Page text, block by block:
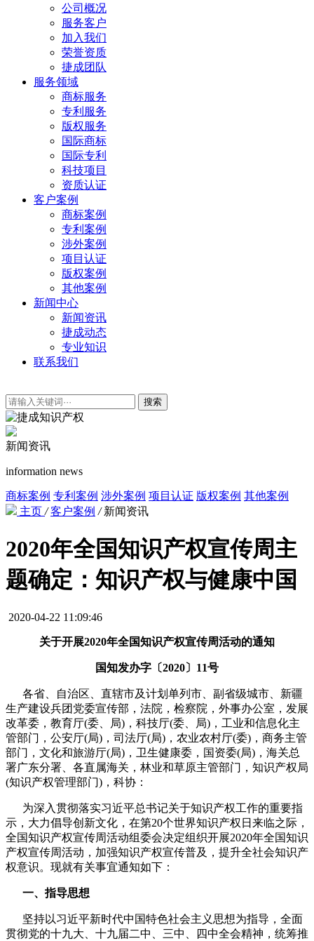
公司概况
服务客户
加入我们
荣誉资质
捷成团队
服务领域
商标服务
专利服务
版权服务
国际商标
国际专利
科技项目
资质认证
客户案例
商标案例
专利案例
涉外案例
项目认证
版权案例
其他案例
新闻中心
新闻资讯
捷成动态
专业知识
联系我们
搜索
新闻资讯
information news
商标案例 专利案例 涉外案例 项目认证 版权案例 其他案例
主页 / 客户案例 / 新闻资讯
2020年全国知识产权宣传周主
题确定：知识产权与健康中国
2020-04-22 11:09:46
关于开展2020年全国知识产权宣传周活动的通知
国知发办字〔2020〕11号
各省、自治区、直辖市及计划单列市、副省级城市、新疆
生产建设兵团党委宣传部，法院，检察院，外事办公室，发展
改革委，教育厅(委、局)，科技厅(委、局)，工业和信息化主
管部门，公安厅(局)，司法厅(局)，农业农村厅(委)，商务主管
部门，文化和旅游厅(局)，卫生健康委，国资委(局)，海关总
署广东分署、各直属海关，林业和草原主管部门，知识产权局
(知识产权管理部门)，科协：
为深入贯彻落实习近平总书记关于知识产权工作的重要指
示，大力倡导创新文化，在第20个世界知识产权日来临之际，
全国知识产权宣传周活动组委会决定组织开展2020年全国知识
产权宣传周活动，加强知识产权宣传普及，提升全社会知识产
权意识。现就有关事宜通知如下：
一、指导思想
坚持以习近平新时代中国特色社会主义思想为指导，全面
贯彻党的十九大、十九届二中、三中、四中全会精神，统筹推